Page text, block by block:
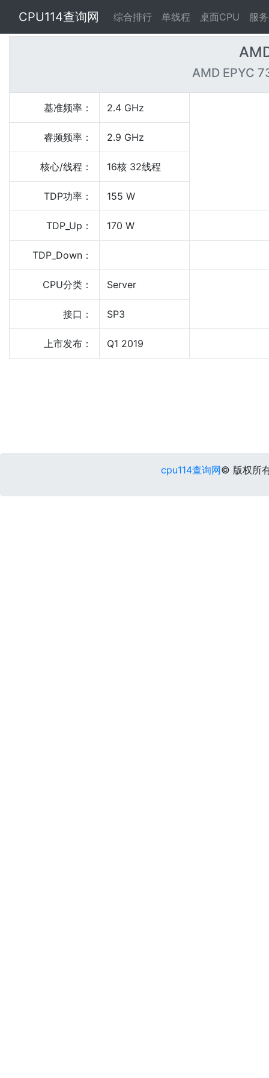
CPU114查询网 综合排行 单线程 桌面CPU 服
AMD EPYC
基准频率： 2.4 GHz
睿频频率： 2.9 GHz
核心/线程： 16核 32线程
TDP功率： 155 W
TDP_Up： 170 W
TDP_Down：
CPU分类： Server
接口： SP3
上市发布： Q1 2019
cpu114查询网© 版权所